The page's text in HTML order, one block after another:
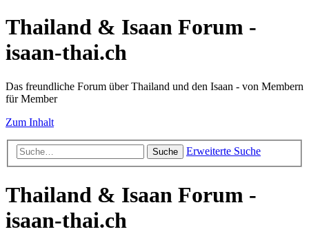
Thailand & Isaan Forum -
isaan-thai.ch
Das freundliche Forum über Thailand und den Isaan - von Membern
für Member
Zum Inhalt
Suche Erweiterte Suche
Thailand & Isaan Forum -
isaan-thai.ch